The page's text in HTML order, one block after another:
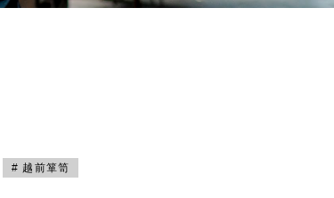
# 越前箪笥